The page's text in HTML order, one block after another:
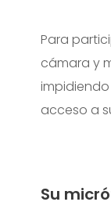
Para
cámara y
acceso a
Su